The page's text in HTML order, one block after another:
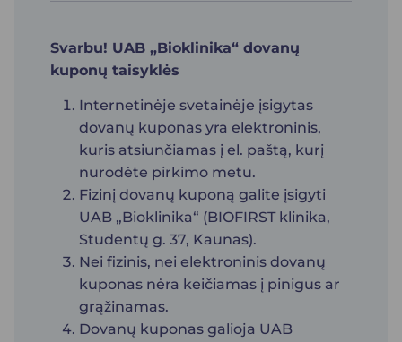
Svarbu! UAB „Bioklinika“ dovanų
kuponų taisyklės
Internetinėje svetainėje įsigytas
dovanų kuponas yra elektroninis,
kuris atsiunčiamas į el. paštą, kurį
nurodėte pirkimo metu.
Fizinį dovanų kuponą galite įsigyti
UAB „Bioklinika“ (BIOFIRST klinika,
Studentų g. 37, Kaunas).
Nei fizinis, nei elektroninis dovanų
kuponas nėra keičiamas į pinigus ar
grąžinamas.
Dovanų kuponas galioja UAB